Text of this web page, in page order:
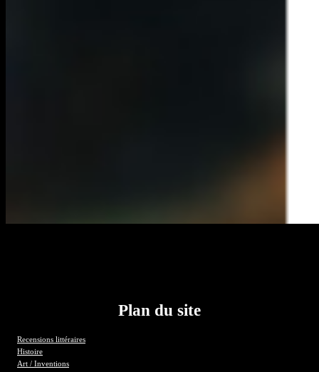
Plan du site
Recensions littéraires
Histoire
Art / Inventions